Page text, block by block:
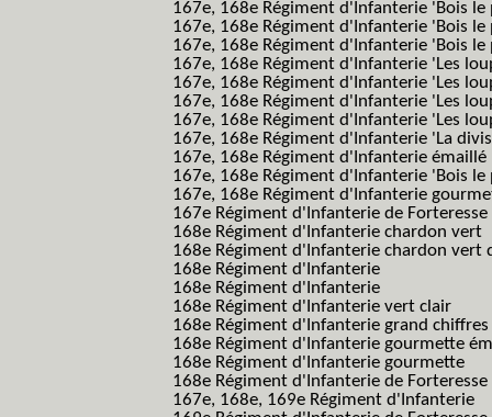
167e, 168e Régiment d'Infanterie 'Bois
167e, 168e Régiment d'Infanterie 'Bois
167e, 168e Régiment d'Infanterie 'Bois
167e, 168e Régiment d'Infanterie 'Les
167e, 168e Régiment d'Infanterie 'Les
167e, 168e Régiment d'Infanterie 'Les
167e, 168e Régiment d'Infanterie 'Les
167e, 168e Régiment d'Infanterie 'La
167e, 168e Régiment d'Infanterie émaillé
167e, 168e Régiment d'Infanterie 'Bois
167e, 168e Régiment d'Infanterie
167e Régiment d'Infanterie de
168e Régiment d'Infanterie chardon vert
168e Régiment d'Infanterie chardon vert
168e Régiment d'Infanterie
168e Régiment d'Infanterie
168e Régiment d'Infanterie vert clair
168e Régiment d'Infanterie grand chiffres
168e Régiment d'Infanterie gourmette
168e Régiment d'Infanterie gourmette
168e Régiment d'Infanterie de Forteresse
167e, 168e, 169e Régiment d'Infanterie